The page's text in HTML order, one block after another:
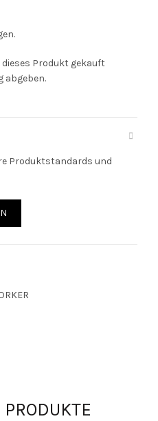
dieses Produkt gekauft
abgeben.
Produktstandards und